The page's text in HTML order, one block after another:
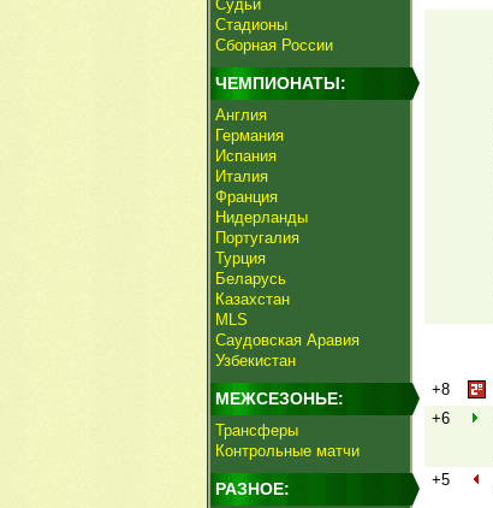
Судьи
Стадионы
Сборная России
ЧЕМПИОНАТЫ:
Англия
Германия
Испания
Италия
Франция
Нидерланды
Португалия
Турция
Беларусь
Казахстан
MLS
Саудовская Аравия
Узбекистан
МЕЖСЕЗОНЬЕ:
Трансферы
Контрольные матчи
РАЗНОЕ:
+8
+6
+5